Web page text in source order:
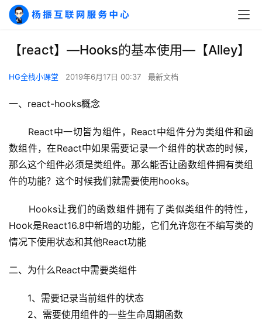
【react】—Hooks的基本使用—【Alley】
HG全栈小课堂 2019年6月17日 00:37 最新文档
一、react-hooks概念
React中一切皆为组件，React中组件分为类组件和函
数组件，在React中如果需要记录一个组件的状态的时候，
那么这个组件必须是类组件。那么能否让函数组件拥有类组
件的功能？这个时候我们就需要使用hooks。
Hooks让我们的函数组件拥有了类似类组件的特性，
Hook是React16.8中新增的功能，它们允许您在不编写类的
情况下使用状态和其他React功能
二、为什么React中需要类组件
1、需要记录当前组件的状态
2、需要使用组件的一些生命周期函数